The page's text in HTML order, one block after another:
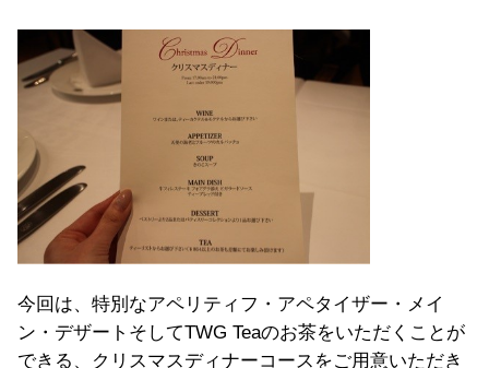
今回は、特別なアペリティフ・アペタイザー・メイ
ン・デザートそしてTWG Teaのお茶をいただくことが
できる、クリスマスディナーコースをご用意いただき